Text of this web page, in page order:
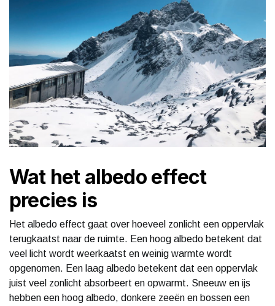
Wat het albedo effect
precies is
Het albedo effect gaat over hoeveel zonlicht een oppervlak
terugkaatst naar de ruimte. Een hoog albedo betekent dat
veel licht wordt weerkaatst en weinig warmte wordt
opgenomen. Een laag albedo betekent dat een oppervlak
juist veel zonlicht absorbeert en opwarmt. Sneeuw en ijs
hebben een hoog albedo, donkere zeeën en bossen een